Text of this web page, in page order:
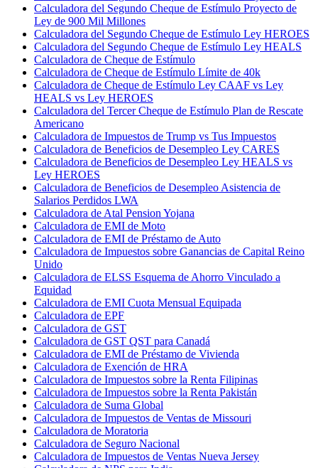
Calculadora del Segundo Cheque de Estímulo Proyecto de
Ley de 900 Mil Millones
Calculadora del Segundo Cheque de Estímulo Ley HEROES
Calculadora del Segundo Cheque de Estímulo Ley HEALS
Calculadora de Cheque de Estímulo
Calculadora de Cheque de Estímulo Límite de 40k
Calculadora de Cheque de Estímulo Ley CAAF vs Ley
HEALS vs Ley HEROES
Calculadora del Tercer Cheque de Estímulo Plan de Rescate
Americano
Calculadora de Impuestos de Trump vs Tus Impuestos
Calculadora de Beneficios de Desempleo Ley CARES
Calculadora de Beneficios de Desempleo Ley HEALS vs
Ley HEROES
Calculadora de Beneficios de Desempleo Asistencia de
Salarios Perdidos LWA
Calculadora de Atal Pension Yojana
Calculadora de EMI de Moto
Calculadora de EMI de Préstamo de Auto
Calculadora de Impuestos sobre Ganancias de Capital Reino
Unido
Calculadora de ELSS Esquema de Ahorro Vinculado a
Equidad
Calculadora de EMI Cuota Mensual Equipada
Calculadora de EPF
Calculadora de GST
Calculadora de GST QST para Canadá
Calculadora de EMI de Préstamo de Vivienda
Calculadora de Exención de HRA
Calculadora de Impuestos sobre la Renta Filipinas
Calculadora de Impuestos sobre la Renta Pakistán
Calculadora de Suma Global
Calculadora de Impuestos de Ventas de Missouri
Calculadora de Moratoria
Calculadora de Seguro Nacional
Calculadora de Impuestos de Ventas Nueva Jersey